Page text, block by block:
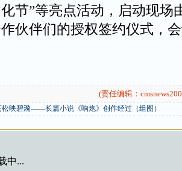
节”等亮点活动，启动现场
伙伴们的授权签约仪式，
(责任编辑：
映碧漪——长篇小说《响炮》创作经过（组图）
中...